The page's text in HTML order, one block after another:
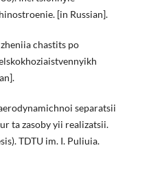
[in Russian].
chastits po
separatsii
ta zasoby yii realizatsii.
TDTU im. I. Puliuia.